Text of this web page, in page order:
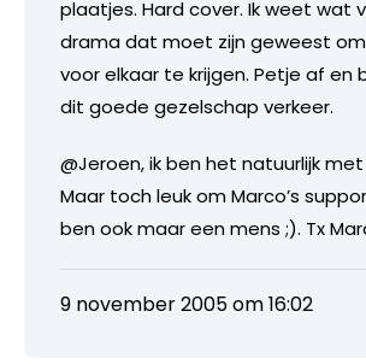
plaatjes. Hard cover. Ik weet wat
drama dat moet zijn geweest
voor elkaar te krijgen. Petje af en
dit goede gezelschap verkeer.
@Jeroen, ik ben het natuurlijk
Maar toch leuk om Marco’s
ben ook maar een mens ;). Tx
9 november 2005 om 16:02